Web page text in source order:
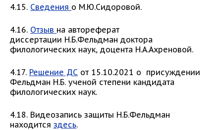
4.15. Сведения о М.Ю.Сидоровой.
4.16. Отзыв на автореферат
диссертации Н.Б.Фельдман доктора
филологических наук, доцента Н.А.Ахреновой.
4.17. Решение ДС от 15.10.2021 о присуждении
Фельдман Н.Б. ученой степени кандидата
филологических наук.
4.18. Видеозапись защиты Н.Б.Фельдман
находится здесь.